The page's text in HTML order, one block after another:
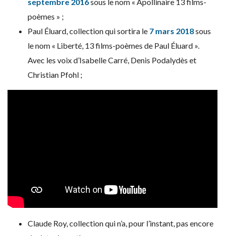
poèmes » ;
Paul Éluard, collection qui sortira le 7 mars 2018sous
le nom « Liberté, 13 films-poèmes de Paul Éluard ».
Avec les voix d’Isabelle Carré, Denis Podalydès et
Christian Pfohl ;
Claude Roy, collection qui n’a, pour l’instant, pas encore